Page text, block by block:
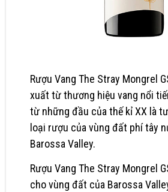
Rượu Vang The Stray Mongrel
xuất từ thương hiệu vang nổi
từ những đầu của thế kỉ XX là
loại rượu của vùng đất phí tây
Barossa Valley.
Rượu Vang The Stray Mongrel
cho vùng đất của Barossa